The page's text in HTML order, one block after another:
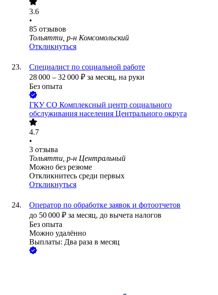
3.6
•
85 отзывов
Тольятти, р-н Комсомольский
Откликнуться
Специалист по социальной работе
28 000 – 32 000 ₽ за месяц, на руки
Без опыта
ГКУ СО Комплексный центр социального
обслуживания населения Центрального округа
4.7
•
3 отзыва
Тольятти, р-н Центральный
Можно без резюме
Откликнитесь среди первых
Откликнуться
Оператор по обработке заявок и фотоотчетов
до 50 000 ₽ за месяц, до вычета налогов
Без опыта
Можно удалённо
Выплаты: Два раза в месяц